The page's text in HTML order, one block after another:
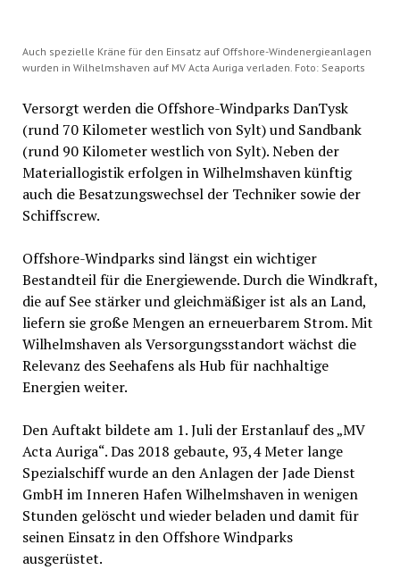
Auch spezielle Kräne für den Einsatz auf Offshore-Windenergieanlagen
wurden in Wilhelmshaven auf MV Acta Auriga verladen. Foto: Seaports
Versorgt werden die Offshore-Windparks DanTysk
(rund 70 Kilometer westlich von Sylt) und Sandbank
(rund 90 Kilometer westlich von Sylt). Neben der
Materiallogistik erfolgen in Wilhelmshaven künftig
auch die Besatzungswechsel der Techniker sowie der
Schiffscrew.
Offshore-Windparks sind längst ein wichtiger
Bestandteil für die Energiewende. Durch die Windkraft,
die auf See stärker und gleichmäßiger ist als an Land,
liefern sie große Mengen an erneuerbarem Strom. Mit
Wilhelmshaven als Versorgungsstandort wächst die
Relevanz des Seehafens als Hub für nachhaltige
Energien weiter.
Den Auftakt bildete am 1. Juli der Erstanlauf des „MV
Acta Auriga“. Das 2018 gebaute, 93,4 Meter lange
Spezialschiff wurde an den Anlagen der Jade Dienst
GmbH im Inneren Hafen Wilhelmshaven in wenigen
Stunden gelöscht und wieder beladen und damit für
seinen Einsatz in den Offshore Windparks
ausgerüstet.